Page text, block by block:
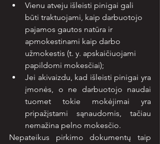
Vienu atveju išleisti pinigai gali
būti traktuojami, kaip darbuotojo
pajamos gautos natūra ir
apmokestinami kaip darbo
užmokestis (t. y. apskaičiuojami
papildomi mokesčiai);
Jei akivaizdu, kad išleisti pinigai yra
įmonės, o ne darbuotojo naudai
tuomet tokie mokėjimai yra
pripažįstami sąnaudomis, tačiau
nemažina pelno mokesčio.
Nepateikus pirkimo dokumentų taip